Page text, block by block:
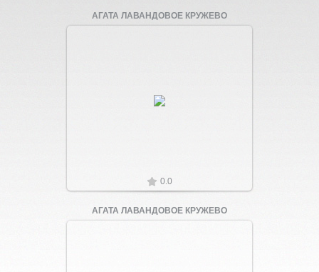
АГАТА ЛАВАНДОВОЕ КРУЖЕВО
Увеличить
0.0
АГАТА ЛАВАНДОВОЕ КРУЖЕВО